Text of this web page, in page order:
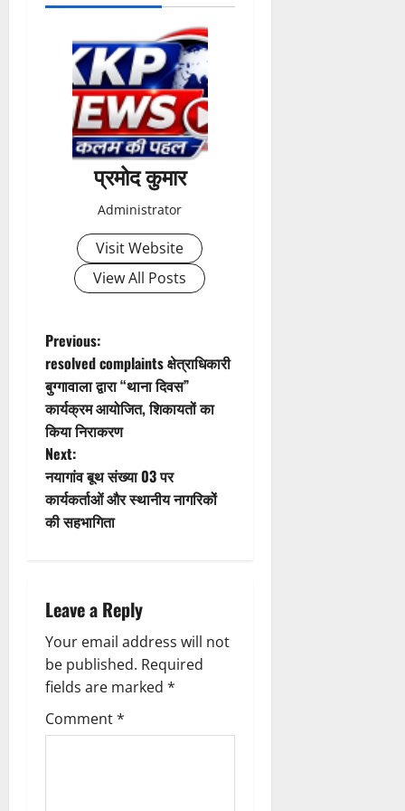
प्रमोद कुमार
Administrator
Visit Website
View All Posts
P
o
s
t
n
a
i
g
a
t
Previous:
resolved complaints क्षेत्राधिकारी
बुग्गावाला द्वारा “थाना दिवस”
कार्यक्रम आयोजित, शिकायतों का
किया निराकरण
Next:
नयागांव बूथ संख्या 03 पर
कार्यकर्ताओं और स्थानीय नागरिकों
की सहभागिता
Leave a Reply
Your email address will not
be published. Required
fields are marked *
Comment*